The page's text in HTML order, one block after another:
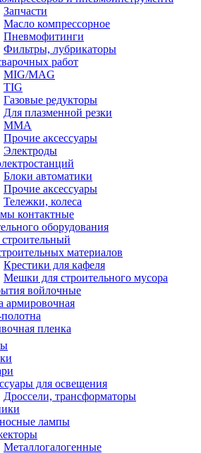
Запчасти
Масло компрессорное
Пневмофитинги
Фильтры, лубрикаторы
работ
MIG/MAG
TIG
Газовые редукторы
Для плазменной резки
ММА
Прочие аксессуары
Электроды
Блоки автоматики
Прочие аксессуары
Тележки, колеса
контактные
оборудования
материалов
Крестики для кафеля
Мешки для строительного мусора
войлочные
армировочная
пленка
для освещения
Дроссели, трансформаторы
лампы
Металлогалогенные